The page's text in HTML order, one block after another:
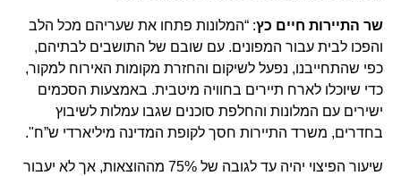
שר התיירות חיים כץ: “המלונות פתחו את שעריהם מכל הלב
והפכו לבית עבור המפונים. עם שובם של התושבים לבתיהם,
כפי שהתחייבנו, נפעל לשיקום והחזרת מקומות האירוח למקור,
כדי שיוכלו לארח תיירים בחוויה מיטבית. באמצעות הסכמים
ישירים עם המלונות והחלפת סוכנים שגבו עמלות לשיבוץ
בחדרים, משרד התיירות חסך לקופת המדינה מיליארדי ש”ח".
שיעור הפיצוי יהיה עד לגובה של 75% מההוצאות, אך לא יעבור